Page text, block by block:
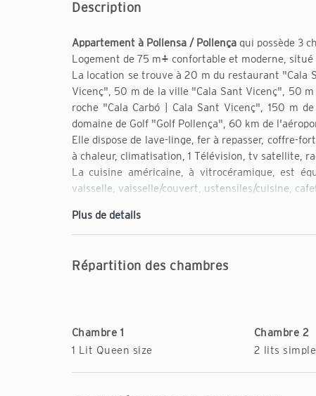
Description
Appartement à Pollensa / Pollença qui possède 3
Logement de 75 m² confortable et moderne,
La location se trouve à 20 m du restaurant "Cala
Vicenç", 50 m de la ville "Cala Sant Vicenç", 50
roche "Cala Carbó | Cala Sant Vicenç", 150 m
domaine de Golf "Golf Pollença", 60 km de
Elle dispose de lave-linge, fer à repasser, coffre-
à chaleur, climatisation, 1 Télévision, tv satellite,
La cuisine américaine, à vitrocéramique, est
vaisselle, vaisselle/couvert, ustensiles/cuisine,
Plus de details
Répartition des chambres
Chambre 1
1 Lit Queen size
Chambre 2
2 lits